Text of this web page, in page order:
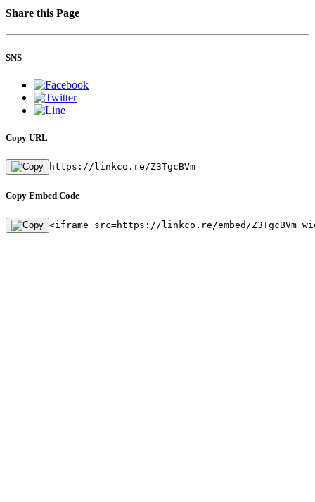
Share this Page
SNS
Copy URL
https://linkco.re/Z3TgcBVm
Copy Embed Code
<iframe src=https://linkco.re/embed/Z3TgcBVm